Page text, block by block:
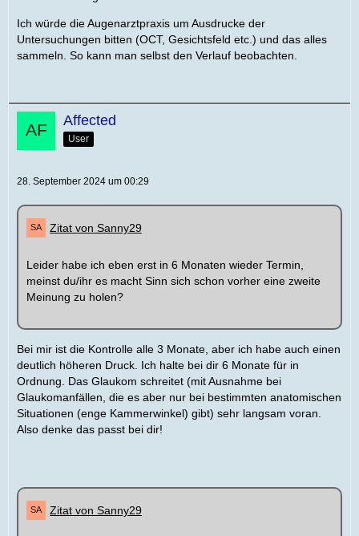
Ich würde die Augenarztpraxis um Ausdrucke der
Untersuchungen bitten (OCT, Gesichtsfeld etc.) und das alles
sammeln. So kann man selbst den Verlauf beobachten.
Affected
User
28. September 2024 um 00:29
Zitat von Sanny29
Leider habe ich eben erst in 6 Monaten wieder Termin,
meinst du/ihr es macht Sinn sich schon vorher eine zweite
Meinung zu holen?
Bei mir ist die Kontrolle alle 3 Monate, aber ich habe auch einen
deutlich höheren Druck. Ich halte bei dir 6 Monate für in
Ordnung. Das Glaukom schreitet (mit Ausnahme bei
Glaukomanfällen, die es aber nur bei bestimmten anatomischen
Situationen (enge Kammerwinkel) gibt) sehr langsam voran.
Also denke das passt bei dir!
Zitat von Sanny29